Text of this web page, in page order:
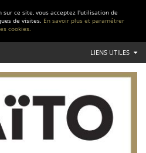
sur ce site, vous acceptez l'utilisation de
de visites. En savoir plus et paramétrer
cookies.
LIENS UTILES